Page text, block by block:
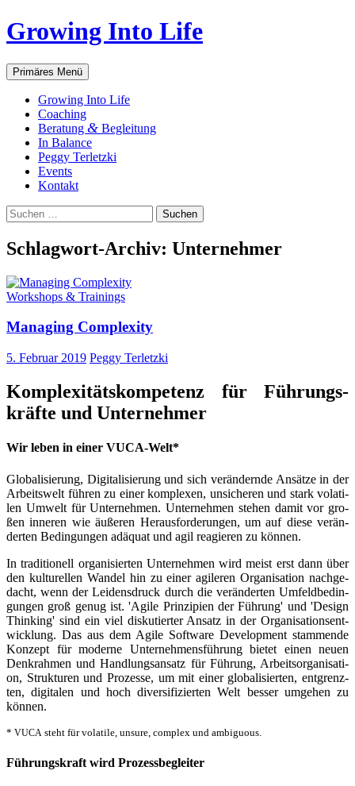
Zum
Inhalt
Growing Into Life
Suchen
Primäres Menü
Gro­wing Into Life
Coa­ching
Bera­tung & Begleitung
In Balan­ce
Peg­gy Terletzki
Events
Kon­takt
Suchen
nach:
Schlagwort-Archiv: Unternehmer
Workshops & Trainings
Mana­ging Complexity
5. Februar 2019 Peggy Terletzki
Kom­ple­xi­täts­kom­pe­tenz für Füh­rungs­
kräf­te und Unternehmer
Wir leben in einer VUCA-Welt*
Glo­ba­li­sie­rung, Digi­ta­li­sie­rung und sich ver­än­dern­de Ansät­ze in der
Arbeits­welt füh­ren zu einer kom­ple­xen, unsi­che­ren und stark vola­ti­
len Umwelt für Unter­nehmen. Unter­nehmen ste­hen damit vor gro­
ßen inne­ren wie äuße­ren Her­aus­for­de­run­gen, um auf die­se ver­än­
der­ten Bedin­gun­gen adäquat und agil reagie­ren zu können.
In tra­di­tio­nell orga­ni­sier­ten Unter­nehmen wird meist erst dann über
den kul­tu­rel­len Wan­del hin zu einer agi­le­ren Organi­sation nach­ge­
dacht, wenn der Lei­dens­druck durch die ver­än­der­ten Umfeld­be­din­
gun­gen groß genug ist. 'Agi­le Prin­zi­pi­en der Füh­rung' und 'Design
Thin­king' sind ein viel dis­ku­tier­ter Ansatz in der Organi­sations­ent­
wicklung. Das aus dem Agi­le Soft­ware Deve­lo­p­ment stam­men­de
Kon­zept für moder­ne Unter­neh­mens­füh­rung bie­tet einen neu­en
Denk­rah­men und Hand­lungs­an­satz für Füh­rung, Arbeits­or­ga­ni­sa­ti­
on, Struk­tu­ren und Pro­zes­se, um mit einer glo­ba­li­sier­ten, ent­grenz­
ten, digi­ta­len und hoch diver­si­fi­zier­ten Welt bes­ser umge­hen zu
können.
* VUCA steht für vola­ti­le, unsu­re, com­plex und ambiguous.
Füh­rungs­kraft wird Prozessbegleiter